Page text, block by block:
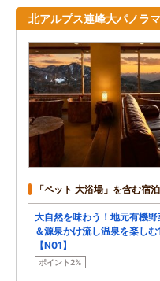
北アルプス連峰大パノラ
「ペット 大浴場」を含む宿
大自然を味わう！地元有機
＆源泉かけ流し温泉を楽し
【N01】
ポイント2%